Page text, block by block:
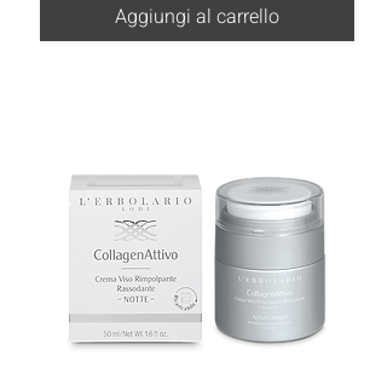
Aggiungi al carrello